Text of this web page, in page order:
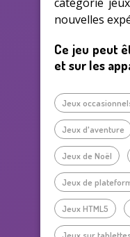
nouvelles
Ce jeu peut
et sur les
Jeux
Jeux d'aventure
Jeux de Noël
Jeux de
Jeux HTML5
Jeux sur tablettes